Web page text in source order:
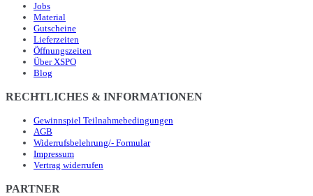
Jobs
Material
Gutscheine
Lieferzeiten
Öffnungszeiten
Über XSPO
Blog
RECHTLICHES & INFORMATIONEN
Gewinnspiel Teilnahmebedingungen
AGB
Widerrufsbelehrung/- Formular
Impressum
Vertrag widerrufen
PARTNER